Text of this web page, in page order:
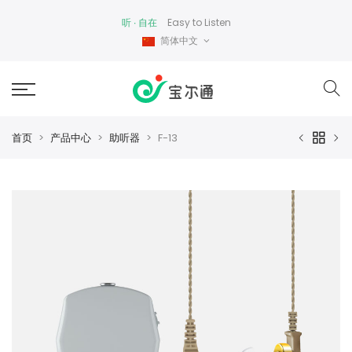
听 ∙ 自在
Easy to Listen
简体中文
首页 产品中心 助听器 F-13